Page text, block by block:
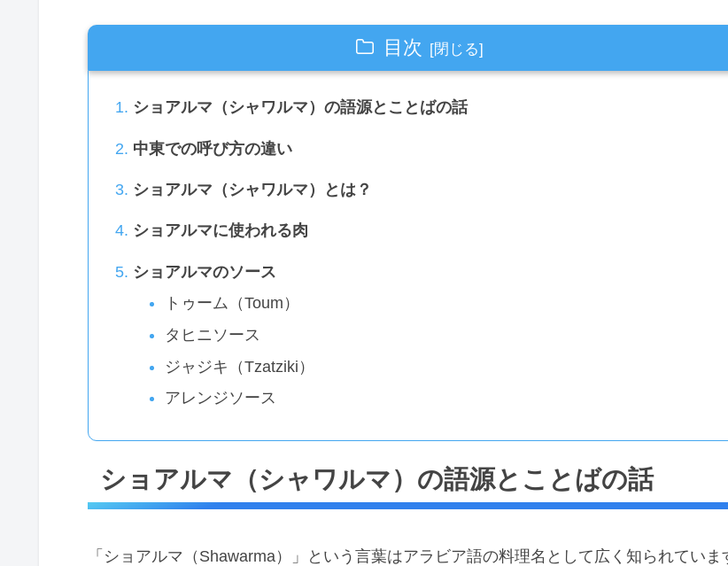
目次
ショアルマ（シャワルマ）の語源とことばの話
中東での呼び方の違い
ショアルマ（シャワルマ）とは？
ショアルマに使われる肉
ショアルマのソース
トゥーム（Toum）
タヒニソース
ジャジキ（Tzatziki）
アレンジソース
ショアルマ（シャワルマ）の語源とことばの話
「ショアルマ（Shawarma）」という言葉はアラビア語の料理名として広く知られていま